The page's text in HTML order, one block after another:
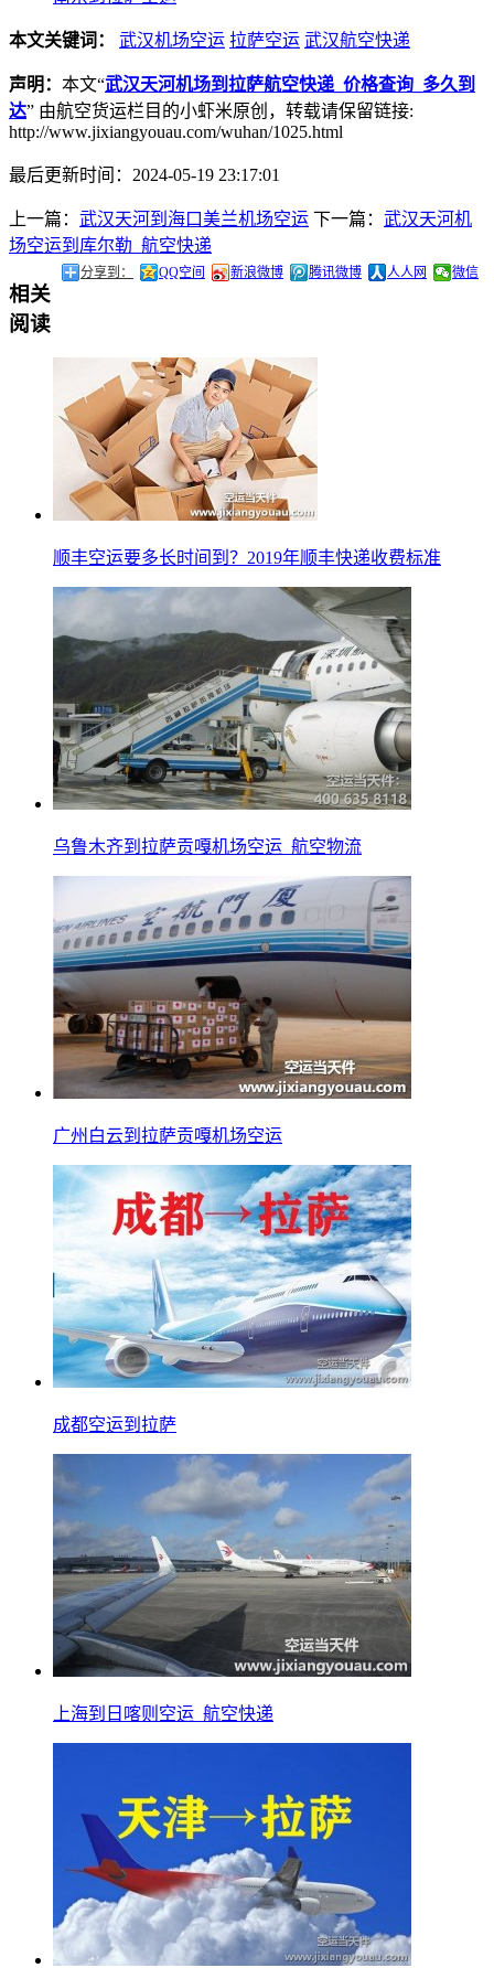
本文关键词： 武汉机场空运 拉萨空运 武汉航空快递
声明： 本文“武汉天河机场到拉萨航空快递_价格查询_多久到
达” 由航空货运栏目的小虾米原创，转载请保留链接:
http://www.jixiangyouau.com/wuhan/1025.html
最后更新时间：2024-05-19 23:17:01
上一篇： 武汉天河到海口美兰机场空运 下一篇： 武汉天河机
场空运到库尔勒_航空快递
分享到： QQ空间 新浪微博 腾讯微博 人人网 微信
相关
阅读
顺丰空运要多长时间到？2019年顺丰快递收费标准
乌鲁木齐到拉萨贡嘎机场空运_航空物流
广州白云到拉萨贡嘎机场空运
成都空运到拉萨
上海到日喀则空运_航空快递